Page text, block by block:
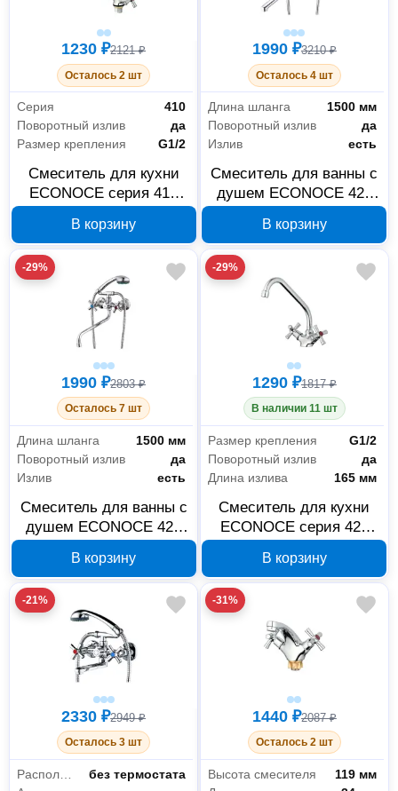
1230 ₽2121 ₽
Осталось 2 шт
Серия
410
Поворотный излив
да
Размер крепления
G1/2
Смеситель для кухни
ECONOCE серия 410
В корзину
1990 ₽3210 ₽
Осталось 4 шт
Длина шланга
1500 мм
Поворотный излив
да
Излив
есть
Смеситель для ванны с
душем ECONOCE 420
В корзину
-29%
1990 ₽2803 ₽
Осталось 7 шт
Длина шланга
1500 мм
Поворотный излив
да
Излив
есть
Смеситель для ванны с
душем ECONOCE 420
В корзину
-29%
1290 ₽1817 ₽
В наличии 11 шт
Размер крепления
G1/2
Поворотный излив
да
Длина излива
165 мм
Смеситель для кухни
ECONOCE серия 420
В корзину
-21%
2330 ₽2949 ₽
Осталось 3 шт
без термостата
-31%
1440 ₽2087 ₽
Осталось 2 шт
Высота смесителя
119 мм